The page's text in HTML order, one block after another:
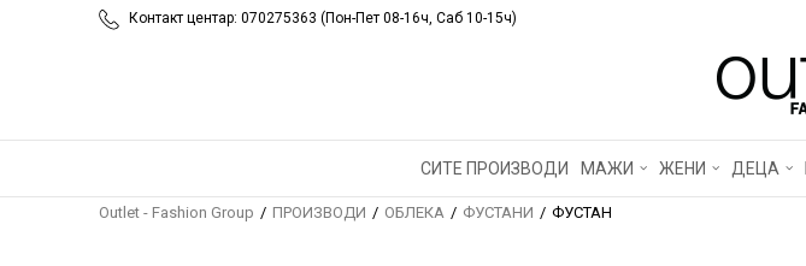
Контакт центар: 070275363 (Пон-Пет 08-16ч, Саб 10-15ч)
СИТЕ ПРОИЗВОДИ МАЖИ ЖЕНИ ДЕЦА
Outlet - Fashion Group ПРОИЗВОДИ ОБЛЕКА ФУСТАНИ ФУСТАН